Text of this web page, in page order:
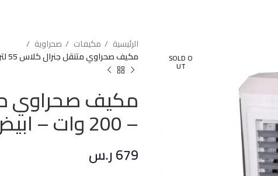
SOLD O
UT
الرئيسية مكيفات
صحراوية
مكيف صحراوي متنقل جنرال كلاس 55 لتر – 200 وات – ابيض*رمادي
– 200 وات – ابيض*رمادي
679ر.س